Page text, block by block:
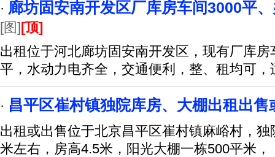
· 廊坊固安南开发区厂库房车间3000平
[图][顶]
出租位于河北廊坊固安南开发区，现有厂库
平，水动力电齐全，交通便利，整、租均可，
· 昌平区崔村镇独院库房、大棚出租出售
出租或出售位于北京昌平区崔村镇麻峪村，
米左右，房高4.5米，阳光大棚一栋500平米，